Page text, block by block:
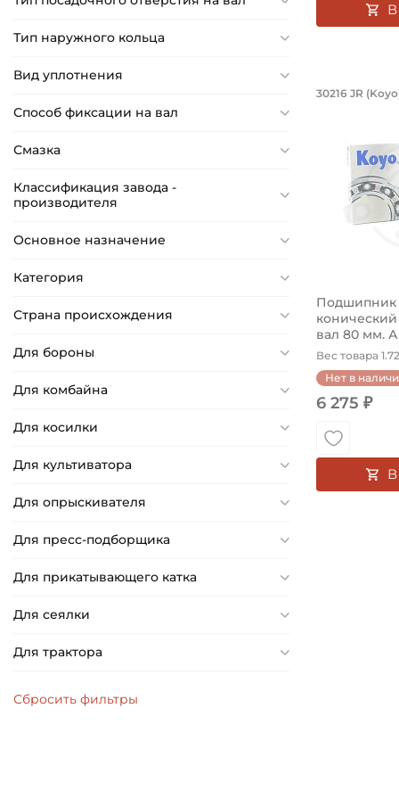
15 мм
15,08 мм
16,51 мм
17,462 мм
18 мм
18,161 мм
20 мм
23 мм
24 мм
27 мм
30 мм
33 мм
41,275 мм
Тип наружного кольца
Вид уплотнения
Способ фиксации на вал
Смазка
Классификация завода -
производителя
Основное назначение
Категория
Страна происхождения
Для бороны
Для комбайна
Для косилки
Для культиватора
Для опрыскивателя
Для пресс-подборщика
Для прикатывающего катка
Для сеялки
Для трактора
30216 JR
Подшипник
вал 80 мм.
Вес товара
Нет в
6 275 ₽